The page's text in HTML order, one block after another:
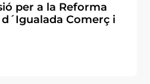
per a la Reforma
Comerç i